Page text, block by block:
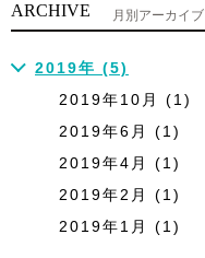
ARCHIVE 月別アーカイブ
2019年 (5)
2019年10月 (1)
2019年6月 (1)
2019年4月 (1)
2019年2月 (1)
2019年1月 (1)